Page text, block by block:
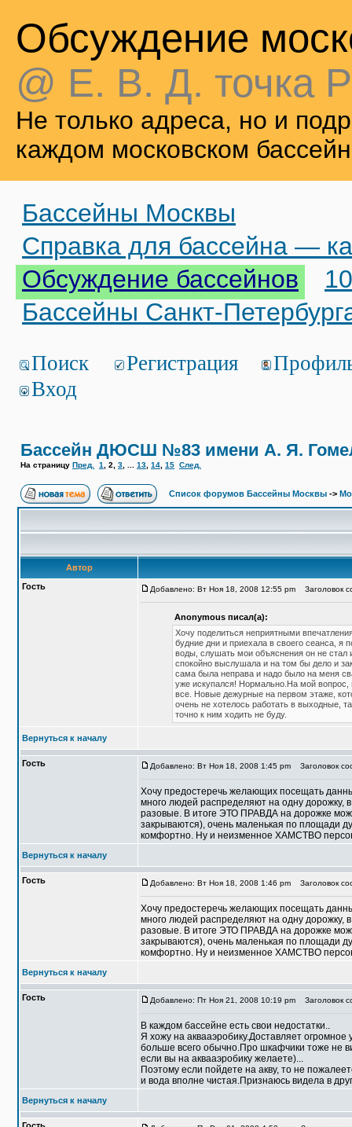
Обсуждение
@ Е. В. Д. точка
Не только адреса, но и
каждом московском
Бассейны Москвы
Справка для бассейна —
Обсуждение бассейнов
Бассейны Санкт-
Поиск Регистрация
Вход
Бассейн ДЮСШ №83 имени А. Я.
На страницу Пред. 1 2 3 13 14 15 След.
Список форумов Бассейны Москвы ->
Автор
Гость
Добавлено: Вт Ноя 18, 2008 12:55 pm Заголовок
Anonymous писал(а):
Хочу поделиться неприятными
будние дни и приехала в своего сеанса, я
воды, слушать мои объяснения он не стал
спокойно выслушала и на том бы дело и
сама была неправа и надо было на меня
уже искупался! Нормально.На мой вопрос,
все. Новые дежурные на первом этаже,
очень не хотелось работать в выходные,
точно к ним ходить не буду.
Вернуться к началу
Гость Добавлено: Вт Ноя 18, 2008 1:45 pm Заголовок
Хочу предостеречь желающих посещать
много людей распределяют на одну дорожку,
разовые. В итоге ЭТО ПРАВДА на дорожке
закрываются), очень маленькая по площади
комфортно. Ну и неизменное ХАМСТВО
Вернуться к началу
Гость Добавлено: Вт Ноя 18, 2008 1:46 pm Заголовок
Хочу предостеречь желающих посещать
много людей распределяют на одну дорожку,
разовые. В итоге ЭТО ПРАВДА на дорожке
закрываются), очень маленькая по площади
комфортно. Ну и неизменное ХАМСТВО
Вернуться к началу
Гость Добавлено: Пт Ноя 21, 2008 10:19 pm Заголовок
В каждом бассейне есть свои недостатки..
Я хожу на аквааэробику.Доставляет
больше всего обычно.Про шкафчики тоже не
если вы на аквааэробику желаете)...
Поэтому если пойдете на акву, то не
и вода вполне чистая.Признаюсь видела в
Вернуться к началу